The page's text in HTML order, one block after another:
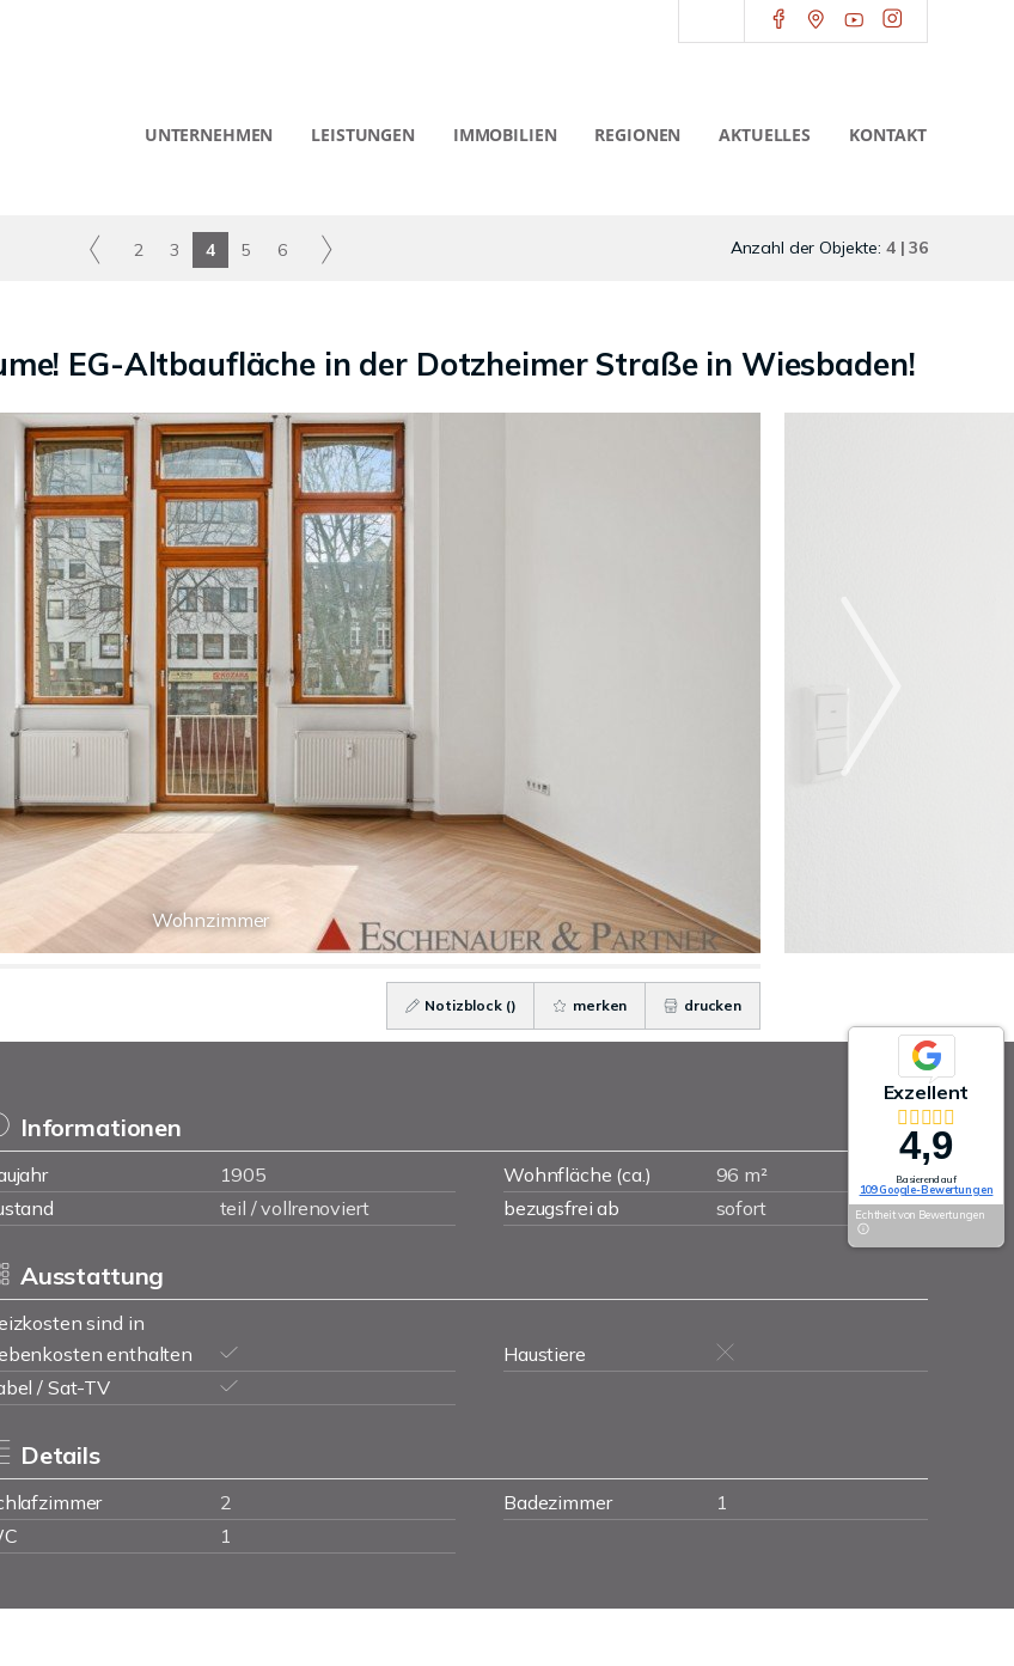
UNTERNEHMEN LEISTUNGEN IMMOBILIEN REGIONEN AKTUELLES KONTAKT
2 3 4 5 6 Anzahl der Objekte: 4 | 36
EG-Altbaufläche in der Dotzheimer Straße in Wiesbaden!
Wohnzimmer
Notizblock () merken drucken
Informationen
1905 Wohnfläche (ca.)
96 m²
teil / vollrenoviert bezugsfrei ab sofort
Ausstattung
sind in
enthalten
Haustiere
/ Sat-TV
Details
2 Badezimmer
1
1
Exzellent
4,9
Basierend auf
109 Google-Bewertungen
Echtheit von Bewertungen